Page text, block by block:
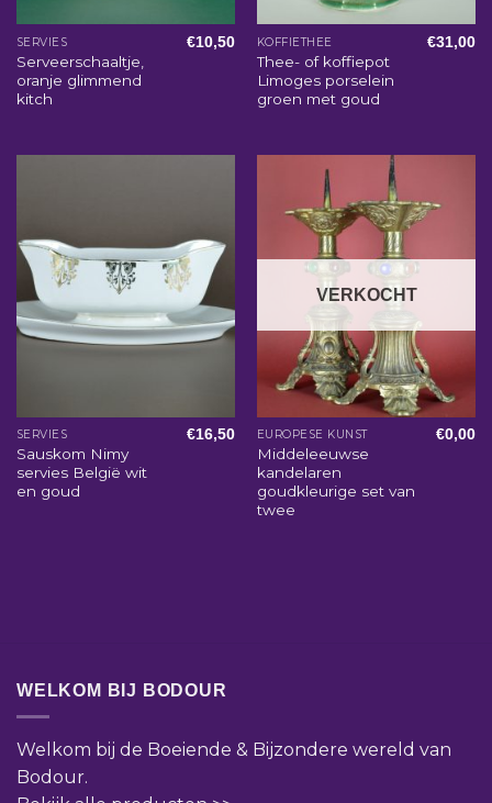
SERVIES
Serveerschaaltje,
oranje glimmend
kitch
€10,50 KOFFIETHEE
Thee- of koffiepot
Limoges porselein
groen met goud
€31,00
SERVIES
Sauskom Nimy
servies België wit
en goud
€16,50
VERKOCHT
EUROPESE KUNST
Middeleeuwse
kandelaren
goudkleurige set van
twee
€0,00
WELKOM BIJ BODOUR
Welkom bij de Boeiende & Bijzondere wereld van
Bodour.